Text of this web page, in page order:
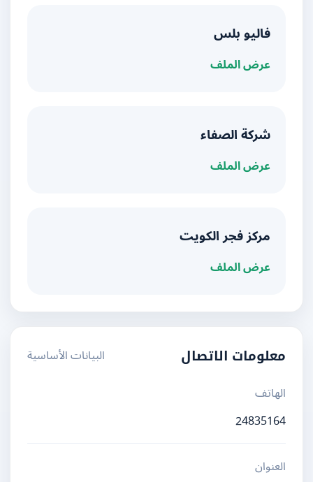
فاليو بلس
عرض الملف
شركة الصفاء
عرض الملف
مركز فجر الكويت
عرض الملف
معلومات الاتصال
البيانات الأساسية
الهاتف
24835164
العنوان